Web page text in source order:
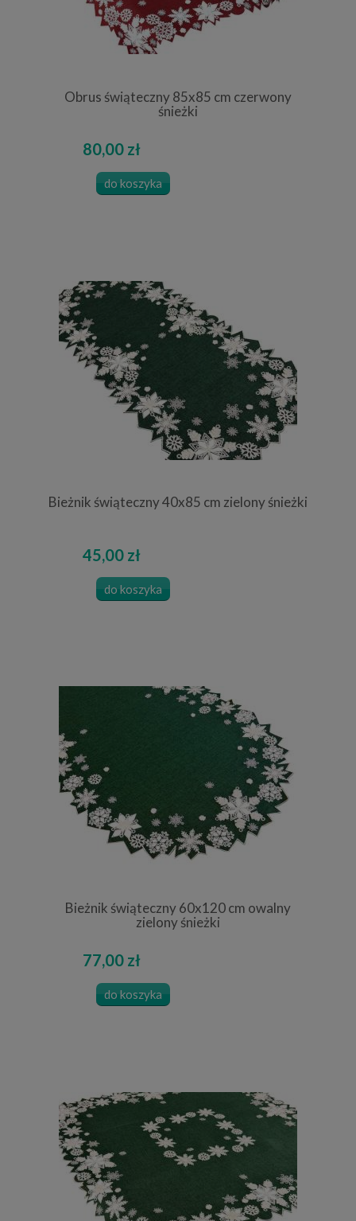
Obrus świąteczny 85x85 cm czerwony
śnieżki
80,00 zł
do koszyka
Bieżnik świąteczny 40x85 cm zielony śnieżki
45,00 zł
do koszyka
Bieżnik świąteczny 60x120 cm owalny
zielony śnieżki
77,00 zł
do koszyka